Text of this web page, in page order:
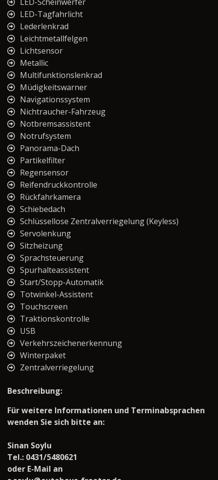
LED-Tagfahrlicht
Lederlenkrad
Leichtmetallfelgen
Lichtsensor
Metallic
Multifunktionslenkrad
Müdigkeitswarner
Navigationssystem
Nichtraucher-Fahrzeug
Notbremsassistent
Notrufsystem
Panorama-Dach
Partikelfilter
Regensensor
Reifendruckkontrolle
Rückfahrkamera
Schiebedach
Schlüssellose Zentralverriegelung (Keyless)
Servolenkung
Sitzheizung
Sprachsteuerung
Spurhalteassistent
Start/Stopp-Automatik
Totwinkel-Assistent
Touchscreen
Traktionskontrolle
USB
Verkehrszeichenerkennung
Winterpaket
Zentralverriegelung
Beschreibung:
Für weitere Informationen und Terminabsprachen
wenden Sie sich bitte an:
Sinan Soylu
Tel.: 0431/5480621
oder E-Mail an